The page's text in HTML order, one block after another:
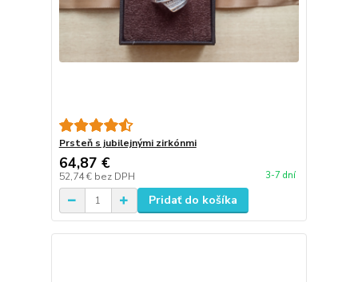
Prsteň s jubilejnými zirkónmi
64,87 €
52,74 € bez DPH 3-7 dní
Pridať do košíka